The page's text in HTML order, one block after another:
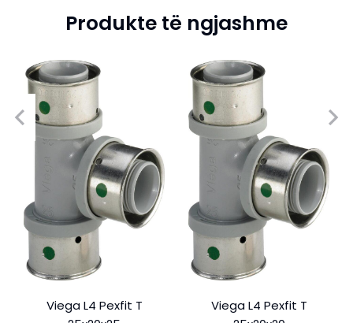
Produkte të ngjashme
Viega L4 Pexfit T
Viega L4 Pexfit T